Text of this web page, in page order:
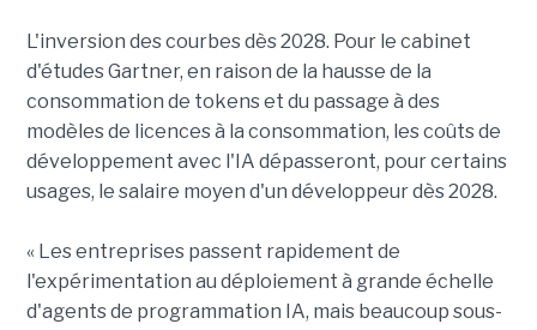
L'inversion des courbes dès 2028. Pour le cabinet
d'études Gartner, en raison de la hausse de la
consommation de tokens et du passage à des
modèles de licences à la consommation, les coûts de
développement avec l'IA dépasseront, pour certains
usages, le salaire moyen d'un développeur dès 2028.
« Les entreprises passent rapidement de
l'expérimentation au déploiement à grande échelle
d'agents de programmation IA, mais beaucoup sous-